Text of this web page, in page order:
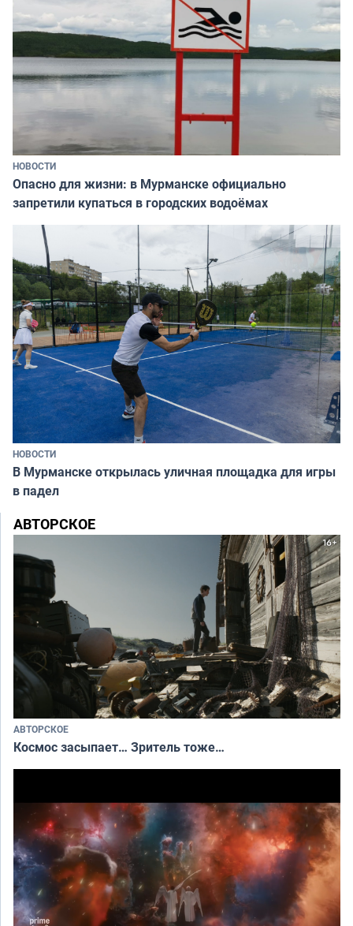
НОВОСТИ
Опасно для жизни: в Мурманске официально
запретили купаться в городских водоёмах
НОВОСТИ
В Мурманске открылась уличная площадка для игры
в падел
АВТОРСКОЕ
АВТОРСКОЕ
Космос засыпает… Зритель тоже…